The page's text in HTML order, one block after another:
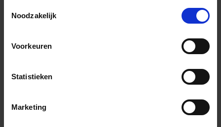
Noodzakelijk
Voorkeuren
Statistieken
Marketing
Algemene informatie